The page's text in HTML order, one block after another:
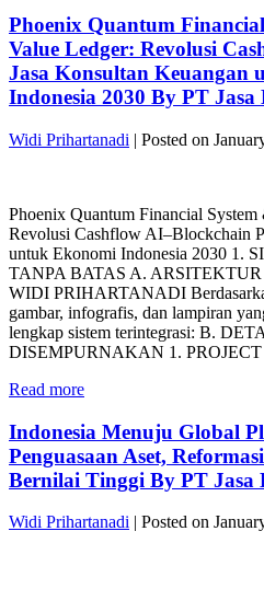
Widi
Prihartanadi
Blockchain
Industri
7.0
By
PT
KONSULTAN
DIGITAL
2026:
Transformasi
Radikal
Lapindo
x
AI-
Blockchain
Industri
7.0
By
PT
JASA
KONSULTAN
Phoenix Quantum
Value Ledger: Revolusi
Jasa Konsultan Keuangan
Indonesia 2030 By PT
Widi Prihartanadi | Posted on
Financial
System
&
National
Value
Ledger:
Revolusi
Cashflow
Blockchain
Jasa
Konsultan
Keuangan
untuk
Indonesia
Phoenix Quantum Financial
Revolusi Cashflow AI–Blockchain
untuk Ekonomi Indonesia 2030 1.
TANPA BATAS A.
WIDI PRIHARTANADI
gambar, infografis, dan lampiran
lengkap sistem terintegrasi: B.
DISEMPURNAKAN 1.
Read morePhoenix
Financial
System
&
National
Ledger:
Indonesia Menuju Global
Penguasaan Aset,
Bernilai Tinggi By PT Jasa
Widi Prihartanadi | Posted on